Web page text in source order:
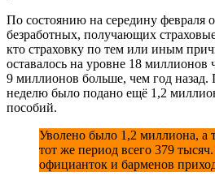
По состоянию на середину февраля
безработных, получающих
кто страховку по тем или иным
оставалось на уровне 18 миллионов
9 миллионов больше, чем год
неделю было подано ещё 1,2
пособий.
Уволено было 1,2 миллиона, а
тот же период всего 379
официанток и барменов